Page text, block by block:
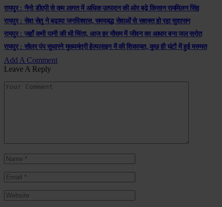
रायपुर : नैनो डीएपी से कम लागत में अधिक उत्पादन की ओर बढ़े किसान राममिलन सिंह
रायपुर : सेवा सेतु ने बढ़ाया जनविश्वास, समयबद्ध सेवाओं से सशक्त हो रहा सुशासन
रायपुर : जहाँ कभी पानी की थी चिंता, आज हर मौसम में जीवन का आधार बना जल स्रोत
रायपुर : सोलर पंप सुधारने मुख्यमंत्री हेल्पलाइन में की शिकायत, कुछ ही घंटों में हुई मरम्मत
Add A Comment
Leave A Reply